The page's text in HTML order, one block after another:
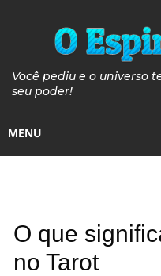
MENU
Você pediu e o universo
seu poder!
O que
no Tarot